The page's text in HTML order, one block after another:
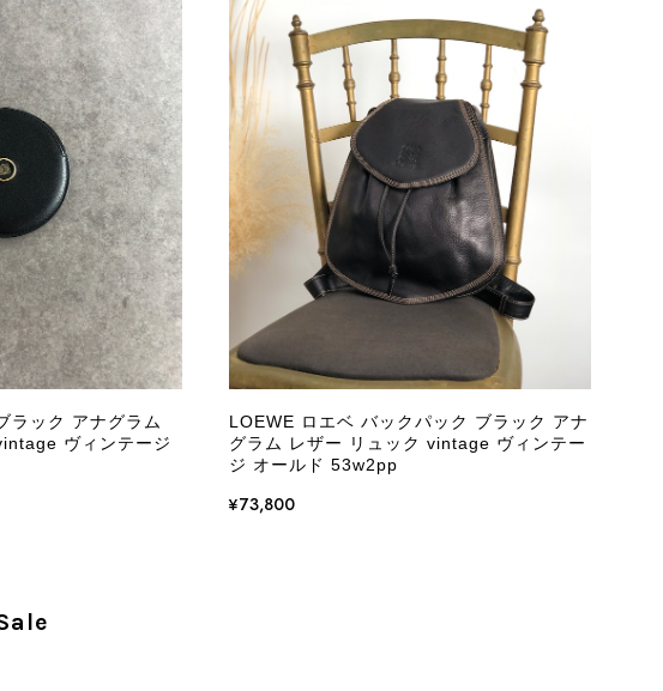
品の状態を丁寧に確認させていただきます。 掲載内容では分からない状態が
品時の見落としとして真摯に受け止め、検品方法と状態の伝え方を改めて見直
ります。 オンラインでも安心して商品をお選びいただけるよう、より正確な
ます。
なお品でした。またご縁が有りましたら宜しくお願い致します。
素敵なレビューをありがとうございます。 商品を無事にお受け取りいただ
のこと、大変安心いたしました！ さらに、「思った以上に素敵なお品でし
タッフ一同とても嬉しく、何よりの励みになります。 ぜひこちらの商品を末
いです。 また気になる商品やご不明な点などございましたら、いつでもお気
がございましたら、ぜひよろしくお願いいたします。 VintageShop solo
ラック アナグラム
ヴィンテージ
LOEWE ロエベ バックパック ブラック アナ
グラム レザー リュック vintage ヴィンテー
ジ オールド 53w2pp
¥73,800